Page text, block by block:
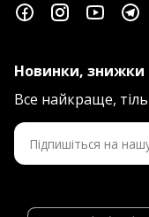
Новинки, знижки
Все найкраще,